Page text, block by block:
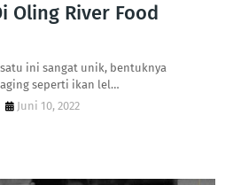
Oling River Food
ini sangat unik, bentuknya
seperti ikan lel…
Juni 10, 2022